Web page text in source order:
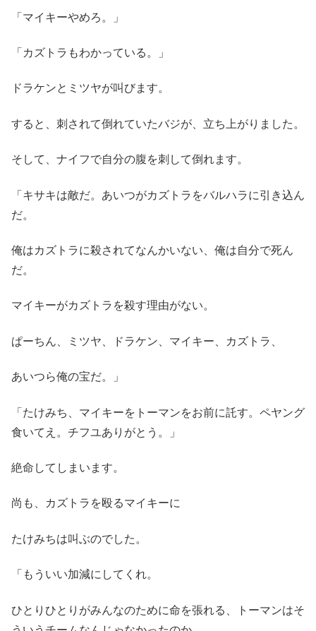
「マイキーやめろ。」
「カズトラもわかっている。」
ドラケンとミツヤが叫びます。
すると、刺されて倒れていたバジが、立ち上がりました。
そして、ナイフで自分の腹を刺して倒れます。
「キサキは敵だ。あいつがカズトラをバルハラに引き込ん
だ。
俺はカズトラに殺されてなんかいない、俺は自分で死ん
だ。
マイキーがカズトラを殺す理由がない。
ぱーちん、ミツヤ、ドラケン、マイキー、カズトラ、
あいつら俺の宝だ。」
「たけみち、マイキーをトーマンをお前に託す。ペヤング
食いてえ。チフユありがとう。」
絶命してしまいます。
尚も、カズトラを殴るマイキーに
たけみちは叫ぶのでした。
「もういい加減にしてくれ。
ひとりひとりがみんなのために命を張れる、トーマンはそ